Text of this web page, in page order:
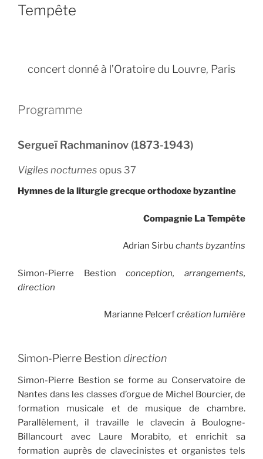
Tempête
concert donné à l’Oratoire du Louvre, Paris
Programme
Sergueï Rachmaninov (1873-1943)
Vigiles nocturnes opus 37
Hymnes de la liturgie grecque orthodoxe byzantine
Compagnie La Tempête
Adrian Sirbu chants byzantins
Simon-Pierre Bestionconception, arrangements,
direction
Marianne Pelcerfcréation lumière
Simon-Pierre Bestion direction
Simon-Pierre Bestion se forme au Conservatoire de
Nantes dans les classes d’orgue de Michel Bourcier, de
formation musicale et de musique de chambre.
Parallèlement, il travaille le clavecin à Boulogne-
Billancourt avec Laure Morabito, et enrichit sa
formation auprès de clavecinistes et organistes tels